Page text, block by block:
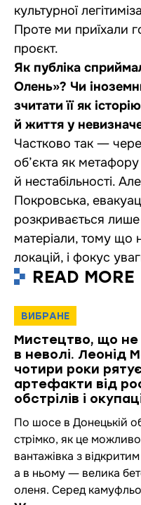
культурної
Проте ми приїхали
проєкт.
Як публіка
Олень»? Чи
зчитати її як
й життя у
Частково так ―
об’єкта як
й нестабільності.
Покровська,
розкривається лише
матеріали, тому що
локацій, і фокус
READ MORE
ВИБРАНЕ
Мистецтво, що не
в неволі. Леонід
чотири роки рятує
артефакти від
обстрілів і
По шосе в Донецькій
стрімко, як це
вантажівка з
а в ньому ― велика
оленя. Серед